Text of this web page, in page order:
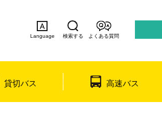
Language 検索する よくある質問
貸切バス 高速バス